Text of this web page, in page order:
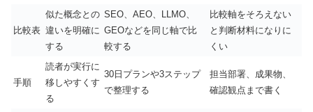
比較表
似た概念との
違いを明確に
する
SEO、AEO、LLMO、
GEOなどを同じ軸で比
較する
比較軸をそろえない
と判断材料になりに
くい
手順
読者が実行に
移しやすくす
る
30日プランや3ステップ
で整理する
担当部署、成果物、
確認観点まで書く